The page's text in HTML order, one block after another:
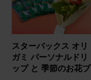
スターバックス オリ
ガミ パーソナルドリ
ップ と 季節のお花ブ